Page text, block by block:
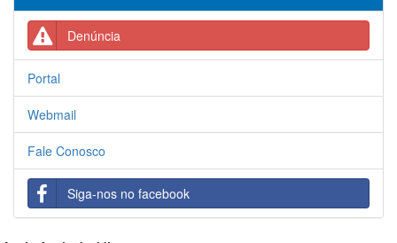
Denúncia
Portal
Webmail
Fale Conosco
Siga-nos no facebook